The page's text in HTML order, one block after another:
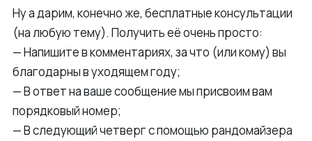
Ну а дарим, конечно же, бесплатные консультации
(на любую тему). Получить её очень просто:
— Напишите в комментариях, за что (или кому) вы
благодарны в уходящем году;
— В ответ на ваше сообщение мы присвоим вам
порядковый номер;
— В следующий четверг с помощью рандомайзера